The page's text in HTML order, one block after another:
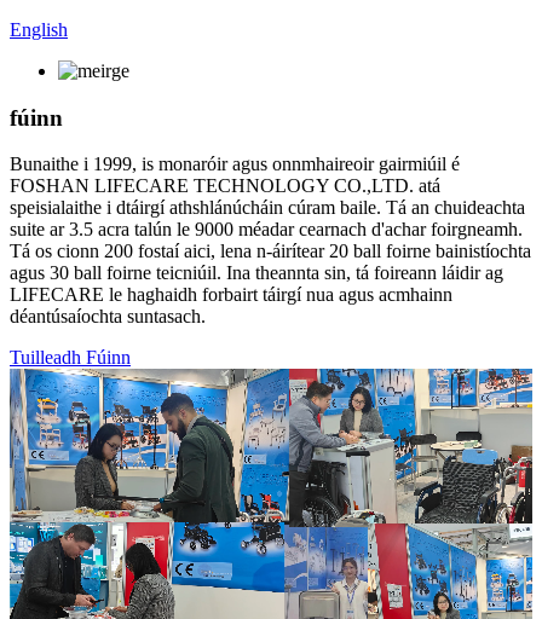
English
fúinn
Bunaithe i 1999, is monaróir agus onnmhaireoir gairmiúil é
FOSHAN LIFECARE TECHNOLOGY CO.,LTD. atá
speisialaithe i dtáirgí athshlánúcháin cúram baile. Tá an chuideachta
suite ar 3.5 acra talún le 9000 méadar cearnach d'achar foirgneamh.
Tá os cionn 200 fostaí aici, lena n-áirítear 20 ball foirne bainistíochta
agus 30 ball foirne teicniúil. Ina theannta sin, tá foireann láidir ag
LIFECARE le haghaidh forbairt táirgí nua agus acmhainn
déantúsaíochta suntasach.
Tuilleadh Fúinn